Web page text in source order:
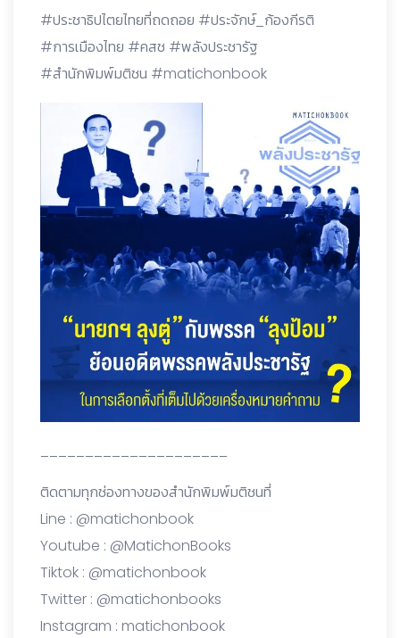
#ประชาธิปไตยไทยที่ถดถอย #ประจักษ์_ก้องกีรติ
#การเมืองไทย #คสช #พลังประชารัฐ
#สำนักพิมพ์มติชน #matichonbook
ติดตามทุกช่องทางของสำนักพิมพ์มติชนที่
Line : @matichonbook
Youtube : @MatichonBooks
Tiktok : @matichonbook
Twitter : @matichonbooks
Instagram : matichonbook